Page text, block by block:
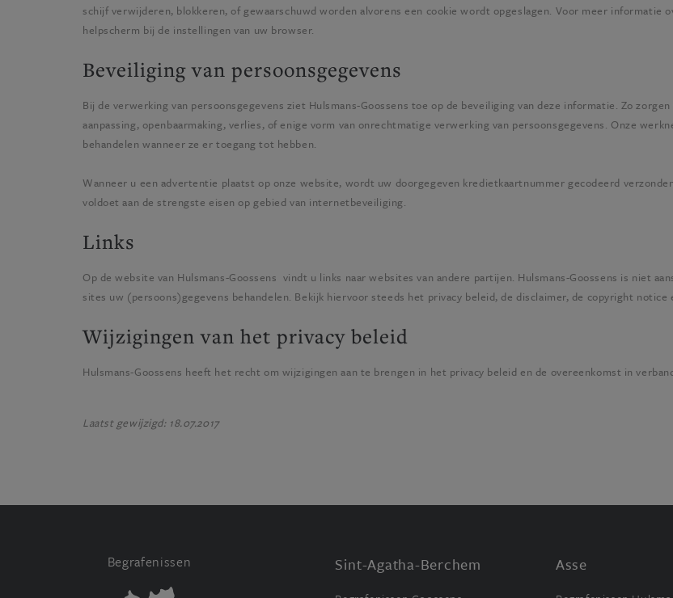
schijf verwijderen, blokkeren, of gewaarschuwd worden alvorens een cookie wordt opgeslagen. Voor meer
helpscherm bij de instellingen van uw browser.
Beveiliging van persoonsgegevens
Bij de verwerking van persoonsgegevens ziet Hulsmans-Goossens toe op de beveiliging van deze informatie. Zo
aanpassing, openbaarmaking, verlies, of enige vorm van onrechtmatige verwerking van persoonsgegevens. Onze
behandelen wanneer ze er toegang tot hebben.
Wanneer u een advertentie plaatst op onze website, wordt uw doorgegeven kredietkaartnummer gecodeerd
voldoet aan de strengste eisen op gebied van internetbeveiliging.
Links
Op de website van Hulsmans-Goossens vindt u links naar websites van andere partijen. Hulsmans-Goossens is niet
sites uw (persoons)gegevens behandelen. Bekijk hiervoor steeds het privacy beleid, de disclaimer, de copyright
Wijzigingen van het privacy beleid
Hulsmans-Goossens heeft het recht om wijzigingen aan te brengen in het privacy beleid en de overeenkomst in
Laatst gewijzigd: 18.07.2017
Begrafenissen Sint-Agatha-Berchem Asse